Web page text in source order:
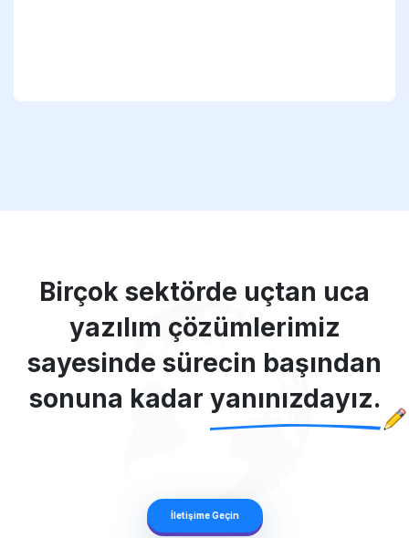
Birçok sektörde uçtan uca
yazılım çözümlerimiz
sayesinde sürecin başından
sonuna kadar yanınızdayız.
İletişime Geçin